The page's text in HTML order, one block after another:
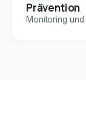
Prävention
Monitoring und